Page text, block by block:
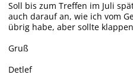
Soll bis zum Treffen im Juli
auch darauf an, wie ich vom
übrig habe, aber sollte
Gruß
Detlef